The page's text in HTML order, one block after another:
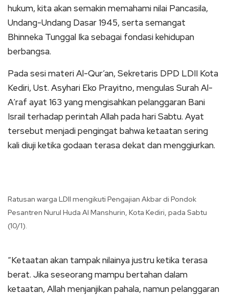
hukum, kita akan semakin memahami nilai Pancasila,
Undang-Undang Dasar 1945, serta semangat
Bhinneka Tunggal Ika sebagai fondasi kehidupan
berbangsa.
Pada sesi materi Al-Qur’an, Sekretaris DPD LDII Kota
Kediri, Ust. Asyhari Eko Prayitno, mengulas Surah Al-
A’raf ayat 163 yang mengisahkan pelanggaran Bani
Israil terhadap perintah Allah pada hari Sabtu. Ayat
tersebut menjadi pengingat bahwa ketaatan sering
kali diuji ketika godaan terasa dekat dan menggiurkan.
Ratusan warga LDII mengikuti Pengajian Akbar di Pondok
Pesantren Nurul Huda Al Manshurin, Kota Kediri, pada Sabtu
(10/1).
“Ketaatan akan tampak nilainya justru ketika terasa
berat. Jika seseorang mampu bertahan dalam
ketaatan, Allah menjanjikan pahala, namun pelanggaran